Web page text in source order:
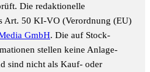
Die redaktionelle
Art. 50 KI-VO (Verordnung (EU)
GmbH. Die auf Stock-
stellen keine Anlage-
sind nicht als Kauf- oder